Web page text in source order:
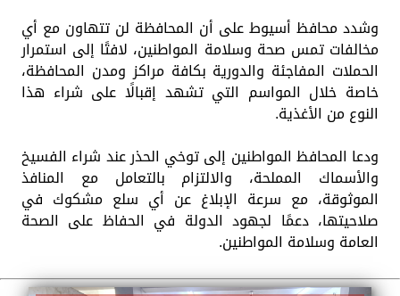
وشدد محافظ أسيوط على أن المحافظة لن تتهاون مع أي
مخالفات تمس صحة وسلامة المواطنين، لافتًا إلى استمرار
الحملات المفاجئة والدورية بكافة مراكز ومدن المحافظة،
خاصة خلال المواسم التي تشهد إقبالًا على شراء هذا
النوع من الأغذية.
ودعا المحافظ المواطنين إلى توخي الحذر عند شراء الفسيخ
والأسماك المملحة، والالتزام بالتعامل مع المنافذ
الموثوقة، مع سرعة الإبلاغ عن أي سلع مشكوك في
صلاحيتها، دعمًا لجهود الدولة في الحفاظ على الصحة
العامة وسلامة المواطنين.